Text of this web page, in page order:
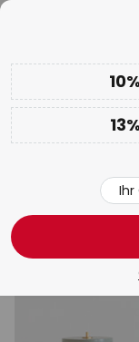
10% ab CHF
Ihr